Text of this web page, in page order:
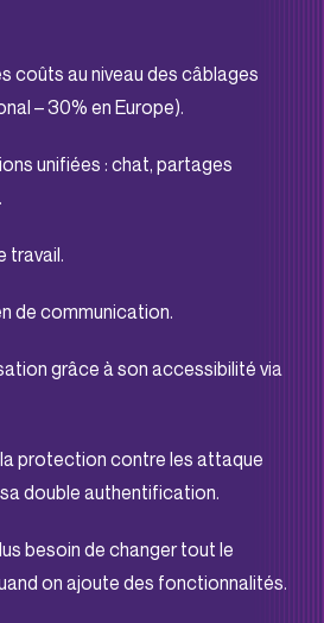
coûts au niveau des câblages
– 30% en Europe).
unifiées : chat, partages
travail.
de communication.
grâce à son accessibilité via
protection contre les attaque
double authentification.
besoin de changer tout le
on ajoute des fonctionnalités.